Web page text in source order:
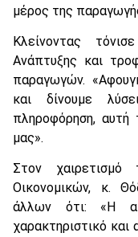
μέρος της
Κλείνοντας
Ανάπτυξης και
παραγωγών.
και δίνουμε
πληροφόρηση,
μας».
Στον
Οικονομικών, κ.
άλλων ότι: «Η
χαρακτηριστικό και